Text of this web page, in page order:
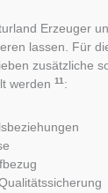
Erzeuger
lassen. Für
zusätzliche
werden 11 :